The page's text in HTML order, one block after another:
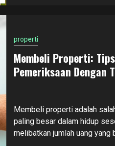
properti
Membeli Properti:
Pemeriksaan Dengan
Membeli properti adalah
paling besar dalam hidup
melibatkan jumlah uang yang